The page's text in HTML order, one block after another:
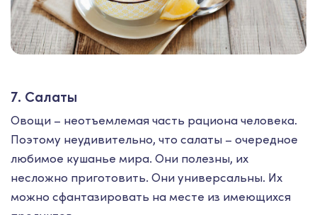
7. Салаты
Овощи – неотъемлемая часть рациона человека.
Поэтому неудивительно, что салаты – очередное
любимое кушанье мира. Они полезны, их
несложно приготовить. Они универсальны. Их
можно сфантазировать на месте из имеющихся